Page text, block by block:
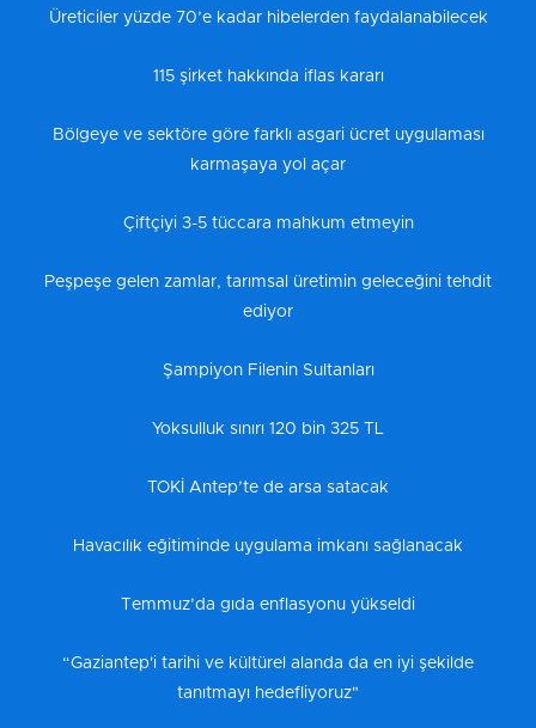
Üreticiler yüzde 70’e kadar hibelerden faydalanabilecek
115 şirket hakkında iflas kararı
Bölgeye ve sektöre göre farklı asgari ücret uygulaması
karmaşaya yol açar
Çiftçiyi 3-5 tüccara mahkum etmeyin
Peşpeşe gelen zamlar, tarımsal üretimin geleceğini tehdit
ediyor
Şampiyon Filenin Sultanları
Yoksulluk sınırı 120 bin 325 TL
TOKİ Antep’te de arsa satacak
Havacılık eğitiminde uygulama imkanı sağlanacak
Temmuz’da gıda enflasyonu yükseldi
“Gaziantep'i tarihi ve kültürel alanda da en iyi şekilde
tanıtmayı hedefliyoruz"